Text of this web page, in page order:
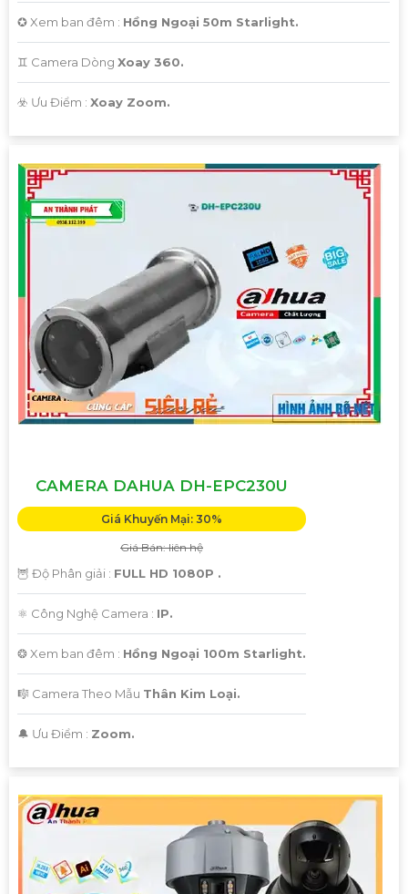
✪ Xem ban đêm : Hồng Ngoại 50m Starlight.
♊ Camera Dòng Xoay 360.
️☣️ Ưu Điểm : Xoay Zoom.
CAMERA DAHUA DH-EPC230U
Giá Khuyến Mại: 30%
Giá Bán: liên hệ
🦉 Độ Phân giải : FULL HD 1080P .
⚛️ Công Nghệ Camera : IP.
❂ Xem ban đêm : Hồng Ngoại 100m Starlight.
🎼️ Camera Theo Mẫu Thân Kim Loại.
️🔔 Ưu Điểm : Zoom.